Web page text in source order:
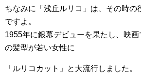
ちなみに「浅丘ルリコ」は、その時の
ですよ。
1955年に銀幕デビューを果たし、映
の髪型が若い女性に
「ルリコカット」と大流行しました。